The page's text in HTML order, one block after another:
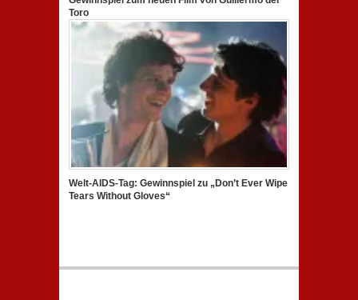
Toro
Welt-AIDS-Tag: Gewinnspiel zu „Don’t Ever Wipe
Tears Without Gloves“